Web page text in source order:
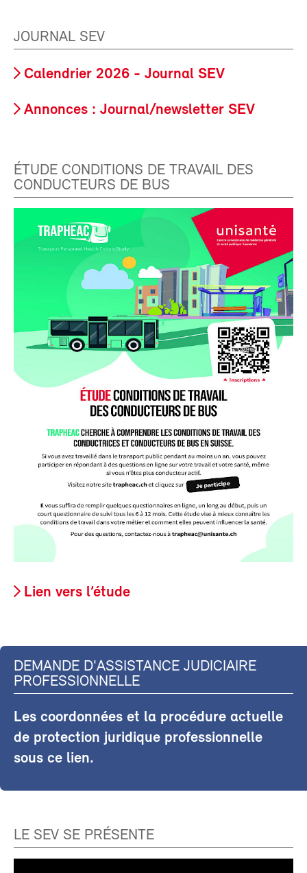
JOURNAL SEV
Calendrier 2026 - Journal SEV
Annonces : Journal/newsletter SEV
ÉTUDE CONDITIONS DE TRAVAIL DES
CONDUCTEURS DE BUS
Lien vers l’étude
DEMANDE D'ASSISTANCE JUDICIAIRE
PROFESSIONNELLE
Les coordonnées et la procédure actuelle
de protection juridique professionnelle
sous ce lien.
LE SEV SE PRÉSENTE